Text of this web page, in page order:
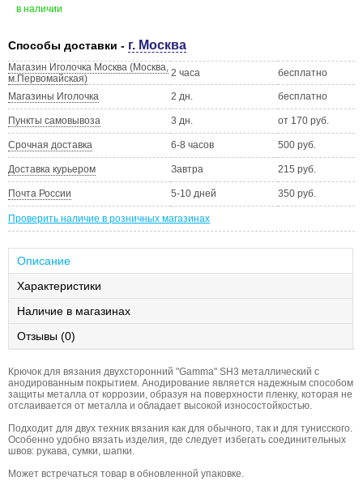
в наличии
Способы доставки - г. Москва
Магазин Иголочка Москва (Москва,
м.Первомайская)
2 часа бесплатно
Магазины Иголочка 2 дн. бесплатно
Пункты самовывоза 3 дн. от 170 руб.
Срочная доставка 6-8 часов 500 руб.
Доставка курьером Завтра 215 руб.
Почта России 5-10 дней 350 руб.
Проверить наличие в розничных магазинах
Описание
Характеристики
Наличие в магазинах
Отзывы (0)
Крючок для вязания двухсторонний "Gamma" SH3 металлический с
анодированным покрытием. Анодирование является надежным способом
защиты металла от коррозии, образуя на поверхности пленку, которая не
отслаивается от металла и обладает высокой износостойкостью.
Подходит для двух техник вязания как для обычного, так и для тунисского.
Особенно удобно вязать изделия, где следует избегать соединительных
швов: рукава, сумки, шапки.
Может встречаться товар в обновленной упаковке.